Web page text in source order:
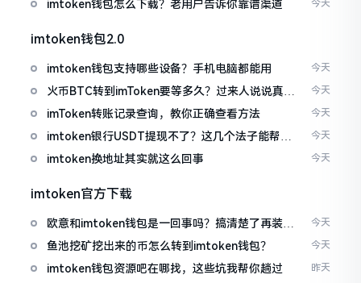
imtoken钱包怎么下载？老用户告诉你靠谱渠道 今天
imtoken钱包2.0
imtoken钱包支持哪些设备？手机电脑都能用 今天
火币BTC转到imToken要等多久？过来人说说真实
情况
今天
imToken转账记录查询，教你正确查看方法 今天
imtoken银行USDT提现不了？这几个法子能帮你
搞定
今天
imtoken换地址其实就这么回事 今天
imtoken官方下载
欧意和imtoken钱包是一回事吗？搞清楚了再装钱
包
今天
鱼池挖矿挖出来的币怎么转到imtoken钱包？ 今天
imtoken钱包资源吧在哪找，这些坑我帮你趟过 昨天